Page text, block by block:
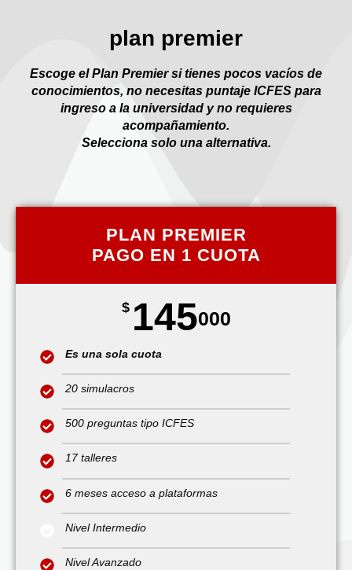
plan premier
Escoge el Plan Premier si tienes pocos vacíos de
conocimientos, no necesitas puntaje ICFES para
ingreso a la universidad y no requieres
acompañamiento.
Selecciona solo una alternativa.
PLAN PREMIER
PAGO EN 1 CUOTA
$ 145000
Es una sola cuota
20 simulacros
500 preguntas tipo ICFES
17 talleres
6 meses acceso a plataformas
Nivel Intermedio
Nivel Avanzado